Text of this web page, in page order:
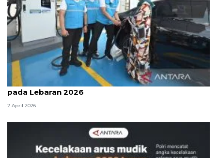
PLN: Lonjakan penggunaan SPKLU capai 4 kali lipat
pada Lebaran 2026
2 April 2026